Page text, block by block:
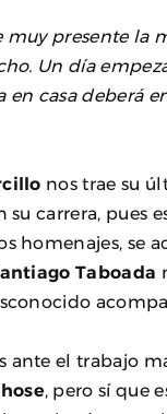
muy presente la
Un día
en casa deberá
nos trae su
su carrera, pues
homenajes, se
Taboada
ante el trabajo
, pero sí que